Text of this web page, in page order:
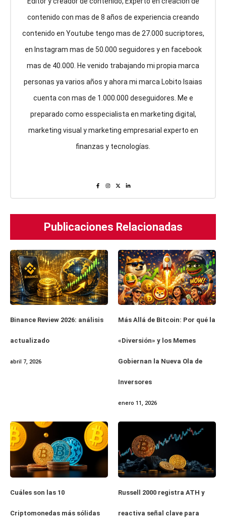
contenido con mas de 8 años de experiencia creando
contenido en Youtube tengo mas de 27.000 sucriptores,
en Instagram mas de 50.000 seguidores y en facebook
mas de 40.000. He venido trabajando mi propia marca
personas ya varios años y ahora mi marca Lobito Isaias
cuenta con mas de 1.000.000 deseguidores. Me e
preparado como esspecialista en marketing digital,
marketing visual y marketing empresarial experto en
finanzas y tecnologías.
Publicaciones Relacionadas
Binance Review 2026: análisis
actualizado
abril 7, 2026
Más Allá de Bitcoin: Por qué la
«Diversión» y los Memes
Gobiernan la Nueva Ola de
Inversores
enero 11, 2026
Cuáles son las 10
Criptomonedas más sólidas
Russell 2000 registra ATH y
reactiva señal clave para